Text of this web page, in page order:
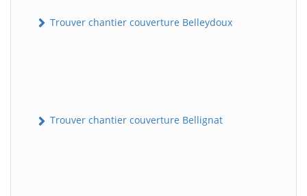
Trouver chantier couverture Belleydoux
Trouver chantier couverture Bellignat